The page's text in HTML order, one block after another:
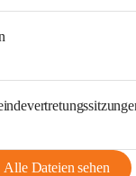
Alle Dateien sehen